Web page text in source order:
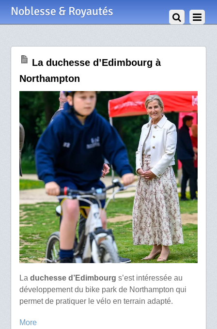
Noblesse & Royautés
La duchesse d’Edimbourg à
Northampton
La duchesse d’Edimbourg s’est intéressée au
développement du bike park de Northampton qui
permet de pratiquer le vélo en terrain adapté.
More